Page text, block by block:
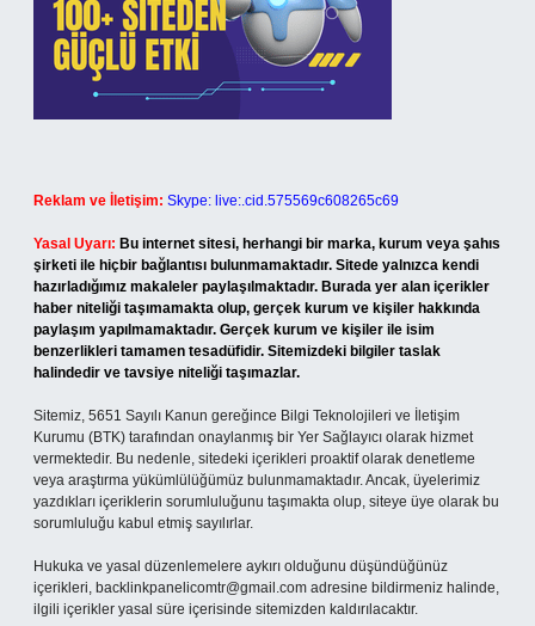
Reklam ve İletişim: Skype: live:.cid.575569c608265c69
Yasal Uyarı: Bu internet sitesi, herhangi bir marka, kurum veya şahıs
şirketi ile hiçbir bağlantısı bulunmamaktadır. Sitede yalnızca kendi
hazırladığımız makaleler paylaşılmaktadır. Burada yer alan içerikler
haber niteliği taşımamakta olup, gerçek kurum ve kişiler hakkında
paylaşım yapılmamaktadır. Gerçek kurum ve kişiler ile isim
benzerlikleri tamamen tesadüfidir. Sitemizdeki bilgiler taslak
halindedir ve tavsiye niteliği taşımazlar.
Sitemiz, 5651 Sayılı Kanun gereğince Bilgi Teknolojileri ve İletişim
Kurumu (BTK) tarafından onaylanmış bir Yer Sağlayıcı olarak hizmet
vermektedir. Bu nedenle, sitedeki içerikleri proaktif olarak denetleme
veya araştırma yükümlülüğümüz bulunmamaktadır. Ancak, üyelerimiz
yazdıkları içeriklerin sorumluluğunu taşımakta olup, siteye üye olarak bu
sorumluluğu kabul etmiş sayılırlar.
Hukuka ve yasal düzenlemelere aykırı olduğunu düşündüğünüz
içerikleri, backlinkpanelicomtr@gmail.com adresine bildirmeniz halinde,
ilgili içerikler yasal süre içerisinde sitemizden kaldırılacaktır.